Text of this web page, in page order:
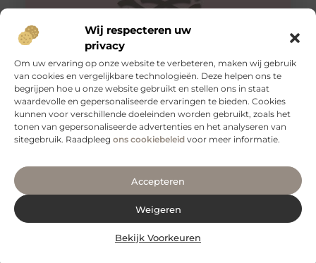
Wij respecteren uw
privacy
Om uw ervaring op onze website te verbeteren, maken wij gebruik
van cookies en vergelijkbare technologieën. Deze helpen ons te
begrijpen hoe u onze website gebruikt en stellen ons in staat
waardevolle en gepersonaliseerde ervaringen te bieden. Cookies
kunnen voor verschillende doeleinden worden gebruikt, zoals het
tonen van gepersonaliseerde advertenties en het analyseren van
sitegebruik. Raadpleeg ons cookiebeleid voor meer informatie.
Accepteren
Weigeren
Bekijk Voorkeuren
Veilig vervoeren: waarom aanhangernetten onmisbaar
zijn
Als je regelmatig spullen vervoert met een aanhanger,
weet je hoe belangrijk het is om je lading veilig en stevig